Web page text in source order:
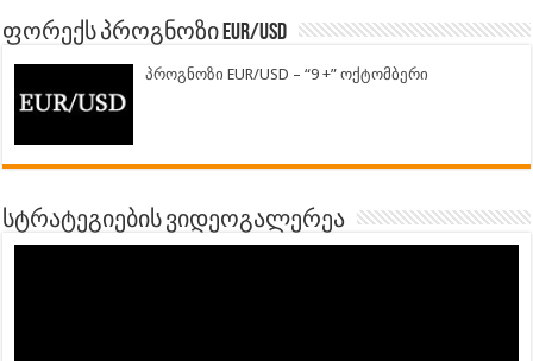
ფორექს პროგნოზი EUR/USD
პროგნოზი EUR/USD – “9 +” ოქტომბერი
სტრატეგიების ვიდეოგალერეა